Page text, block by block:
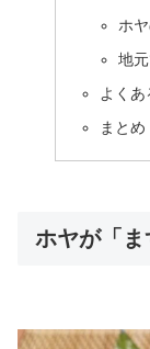
ホ
地
よく
まとめ
ホヤが「